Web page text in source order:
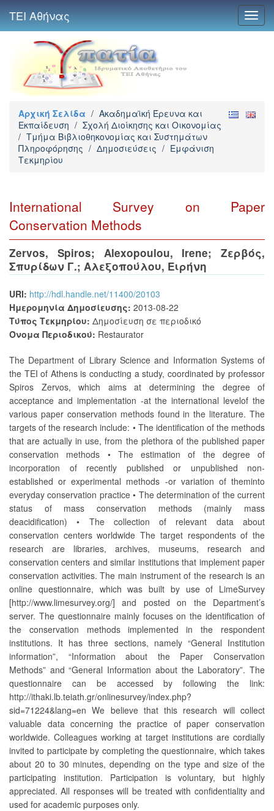
ΤΕΙ Αθήνας
Αρχική Σελίδα / Ακαδημαϊκή Έρευνα και
Εκπαίδευση / Σχολή Διοίκησης και Οικονομίας
/ Τμήμα Βιβλιοθηκονομίας και Συστημάτων
Πληροφόρησης / Δημοσιεύσεις / Εμφάνιση
Τεκμηρίου
International Survey on Paper
Conservation Methods
Zervos, Spiros; Alexopoulou, Irene; Ζερβός,
Σπυρίδων Γ.; Αλεξοπούλου, Ειρήνη
URI: http://hdl.handle.net/11400/20103
Ημερομηνία Δημοσίευσης: 2013-08-22
Τύπος Τεκμηρίου: Δημοσίευση σε περιοδικό
Όνομα Περιοδικού: Restaurator
The Department of Library Science and Information Systems of
the TEI of Athens is conducting a study, coordinated by professor
Spiros Zervos, which aims at determining the degree of
acceptance and implementation -at the international levelof the
various paper conservation methods found in the literature. The
targets of the research include: • The identification of the methods
that are actually in use, from the plethora of the published paper
conservation methods • The estimation of the degree of
incorporation of recently published or unpublished non-
established or experimental methods -or variation of theminto
everyday conservation practice • The determination of the current
status of mass conservation methods (mainly mass
deacidification) • The collection of relevant data about
conservation centers worldwide The target respondents of the
research are libraries, archives, museums, research and
conservation centers and similar institutions that implement paper
conservation activities. The main instrument of the research is an
online questionnaire, which was built by use of LimeSurvey
[http://www.limesurvey.org/] and posted on the Department’s
server. The questionnaire mainly focuses on the identification of
the conservation methods implemented in the respondent
institutions. It has three sections, namely “General Institution
information”, “Information about the Paper Conservation
Methods” and “General Information about the Laboratory”. The
questionnaire can be accessed by following the link:
http://ithaki.lb.teiath.gr/onlinesurvey/index.php?
sid=71224&lang=en We believe that this research will collect
valuable data concerning the practice of paper conservation
worldwide. Colleagues working at target institutions are cordially
invited to participate by completing the questionnaire, which takes
about 20 to 30 minutes, depending on the type and size of the
participating institution. Participation is voluntary, but highly
appreciated. All responses will be treated with confidentiality and
used for academic purposes only.